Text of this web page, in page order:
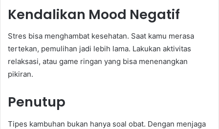
Kendalikan Mood Negatif
Stres bisa menghambat kesehatan. Saat kamu merasa
tertekan, pemulihan jadi lebih lama. Lakukan aktivitas
relaksasi, atau game ringan yang bisa menenangkan
pikiran.
Penutup
Tipes kambuhan bukan hanya soal obat. Dengan menjaga